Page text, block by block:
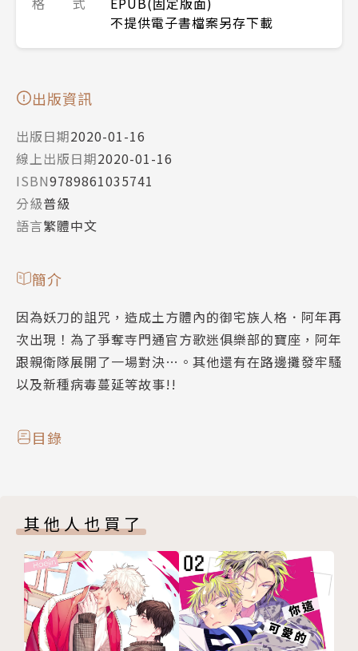
不提供電子書檔案另存下載
出版資訊
出版日期2020-01-16
線上出版日期2020-01-16
ISBN9789861035741
分級普級
語言繁體中文
簡介
因為妖刀的詛咒，造成土方體內的御宅族人格．阿年再
次出現！為了爭奪寺門通官方歌迷俱樂部的寶座，阿年
跟親衛隊展開了一場對決…。其他還有在路邊攤發牢騷
以及新種病毒蔓延等故事!!
目錄
其他人也買了